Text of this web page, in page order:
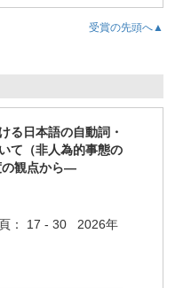
受賞の先頭へ▲
る日本語の自動詞・
て（非人為的事態の
観点から―
： 17 - 30 2026年